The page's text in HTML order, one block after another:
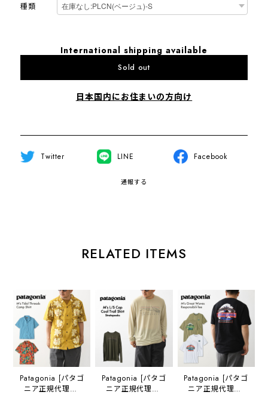
種類
International shipping available
Sold out
日本国内にお住まいの方向け
Twitter LINE Facebook
通報する
RELATED ITEMS
Patagonia [パタゴ
ニア正規代理店]
Patagonia [パタゴ
ニア正規代理店]
Patagonia [パタゴ
ニア正規代理店]